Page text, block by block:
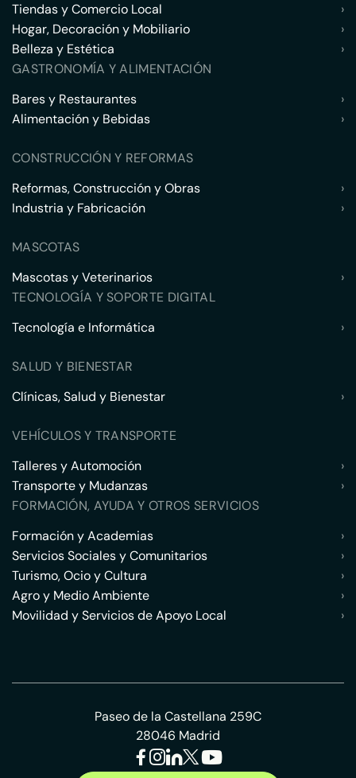
Tiendas y Comercio Local
›
Hogar, Decoración y Mobiliario
›
Belleza y Estética
›
GASTRONOMÍA Y ALIMENTACIÓN
Bares y Restaurantes
›
Alimentación y Bebidas
›
CONSTRUCCIÓN Y REFORMAS
Reformas, Construcción y Obras
›
Industria y Fabricación
›
MASCOTAS
Mascotas y Veterinarios
›
TECNOLOGÍA Y SOPORTE DIGITAL
Tecnología e Informática
›
SALUD Y BIENESTAR
Clínicas, Salud y Bienestar
›
VEHÍCULOS Y TRANSPORTE
Talleres y Automoción
›
Transporte y Mudanzas
›
FORMACIÓN, AYUDA Y OTROS SERVICIOS
Formación y Academias
›
Servicios Sociales y Comunitarios
›
Turismo, Ocio y Cultura
›
Agro y Medio Ambiente
›
Movilidad y Servicios de Apoyo Local
›
Paseo de la Castellana 259C
28046 Madrid